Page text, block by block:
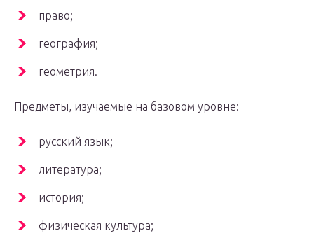
право;
география;
геометрия.
Предметы, изучаемые на базовом уровне:
русский язык;
литература;
история;
физическая культура;